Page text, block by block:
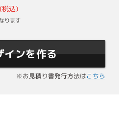
税込)
ります
インを作る
※お見積り書発行方法はこちら